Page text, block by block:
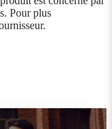
Pour plus